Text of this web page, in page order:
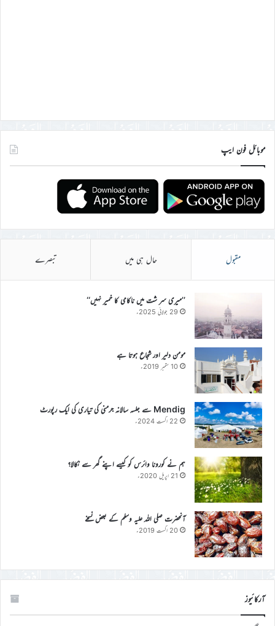
موبائل فون ایپ
مقبول حال ہی میں تبصرے
’’میری سر شت میں ناکامی کا خمیر نہیں‘‘
29 جولائی 2025ء
مومن دلیر اور شجاع ہوتا ہے
10 ستمبر 2019ء
Mendig سے جلسہ سالانہ جرمنی کی تیاری کی ایک رپورٹ
22 اگست 2024ء
ہم نے کورونا وائرس کو کیسے اپنے گھر سے نکالا؟
21 اپریل 2020ء
آنحضرت صلی اللہ علیہ وسلم کے بعض نسخے
20 اگست 2019ء
آرکائیوز